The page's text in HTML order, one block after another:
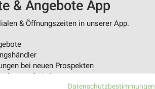
& Angebote App
& Öffnungszeiten in unserer App.
bei neuen Prospekten
stressfrei planen
Datenschutzbestimmungen